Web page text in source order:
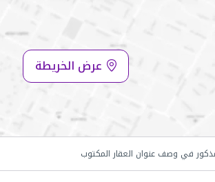
عرض الخريطة
في وصف عنوان العقار المكتوب